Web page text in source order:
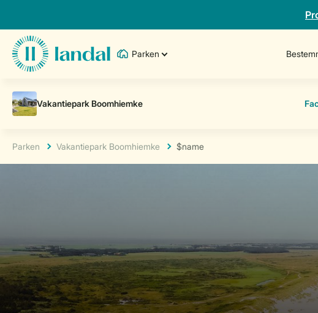
Parken
Parken Vakantiepark Boomhiemke $name